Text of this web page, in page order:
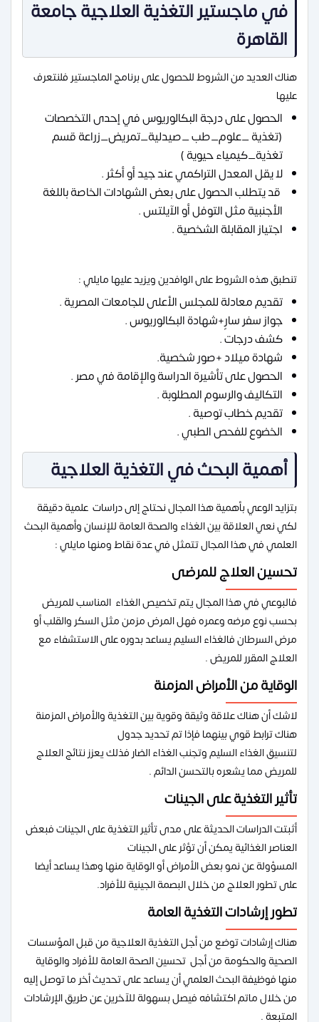
في ماجستير التغذية العلاجية جامعة
القاهرة
هناك العديد من الشروط للحصول على برنامج الماجستير فلنتعرف
عليها
الحصول على درجة البكالوريوس في إحدى التخصصات
(تغذية _علوم_طب _صيدلية_تمريض_زراعة قسم
تغذية_كيمياء حيوية )
لا يقل المعدل التراكمي عند جيد أو أكثر .
قد يتطلب الحصول على بعض الشهادات الخاصة باللغة
الأجنبية مثل التوفل أو الآيلتس .
اجتياز المقابلة الشخصية .
تنطبق هذه الشروط على الوافدين ويزيد عليها مايلي :
تقديم معادلة للمجلس الأعلى للجامعات المصرية .
جواز سفر سارٍ+شهادة البكالوريوس .
كشف درجات .
شهادة ميلاد +صور شخصية.
الحصول على تأشيرة الدراسة والإقامة في مصر .
التكاليف والرسوم المطلوبة .
تقديم خطاب توصية .
الخضوع للفحص الطبي .
أهمية البحث في التغذية العلاجية
بتزايد الوعي بأهمية هذا المجال نحتاج إلى دراسات علمية دقيقة
لكي نعي العلاقة بين الغذاء والصحة العامة للإنسان وأهمية البحث
العلمي في هذا المجال تتمثل في عدة نقاط ومنها مايلي :
تحسين العلاج للمرضى
فالبوعي في هذا المجال يتم تخصيص الغذاء المناسب للمريض
بحسب نوع مرضه وعمره فهل المرض مزمن مثل السكر والقلب أو
مرض السرطان فالغذاء السليم يساعد بدوره على الاستشفاء مع
العلاج المقرر للمريض .
الوقاية من الأمراض المزمنة
لاشك أن هناك علاقة وثيقة وقوية بين التغذية والأمراض المزمنة
هناك ترابط قوي بينهما فإذا تم تحديد جدول
لتنسيق الغذاء السليم وتجنب الغذاء الضار فذلك يعزز نتائج العلاج
للمريض مما يشعره بالتحسن الدائم .
تأثير التغذية على الجينات
أثبتت الدراسات الحديثة على مدى تأثير التغذية على الجينات فبعض
العناصر الغذائية يمكن أن تؤثر على الجينات
المسؤولة عن نمو بعض الأمراض أو الوقاية منها وهذا يساعد أيضا
على تطور العلاج من خلال البصمة الجينية للأفراد.
تطور إرشادات التغذية العامة
هناك إرشادات توضع من أجل التغذية العلاجية من قبل المؤسسات
الصحية والحكومة من أجل تحسين الصحة العامة للأفراد والوقاية
منها فوظيفة البحث العلمي أن يساعد على تحديث أخر ما توصل إليه
من خلال ماتم اكتشافه فيصل بسهولة للآخرين عن طريق الإرشادات
المتبعة .